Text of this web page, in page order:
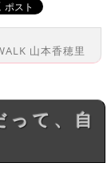
山本香穂里